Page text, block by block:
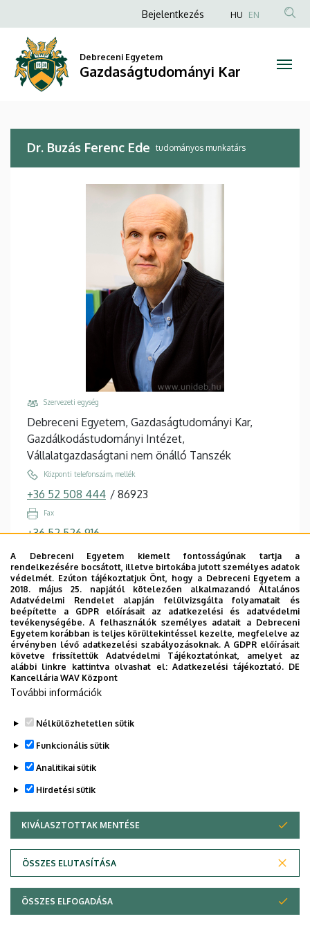
Buzás
Ferenc
Ede
Gazdaságtudományi
a
tartalomra
Anonim
fiók
menüje
Bejelentkezés HU EN
Debreceni Egyetem
Gazdaságtudományi Kar
Dr. Buzás Ferenc Ede tudományos munkatárs
Szervezeti egység
Debreceni Egyetem, Gazdaságtudományi Kar,
Gazdálkodástudományi Intézet,
Vállalatgazdaságtani nem önálló Tanszék
Központi telefonszám, mellék
+36 52 508 444 / 86923
Fax
+36 52 526 916
buzas.ferenc@econ.unideb.hu
Cím
4032 Debrecen, Böszörményi út 142.
Épület, emelet, ajtó
"Q" épület GTK Táj- és Vidékfejlesztési Központ, 1.
emelet, 113
Tudóstér profil
Adatvédelem
Copyright © 2026 Unideb
A Debreceni Egyetem kiemelt fontosságúnak tartja a
rendelkezésére bocsátott, illetve birtokába jutott személyes adatok
védelmét. Ezúton tájékoztatjuk Önt, hogy a Debreceni Egyetem a
2018. május 25. napjától kötelezően alkalmazandó Általános
Adatvédelmi Rendelet alapján felülvizsgálta folyamatait és
beépítette a GDPR előírásait az adatkezelési és adatvédelmi
tevékenységébe. A felhasználók személyes adatait a Debreceni
Egyetem korábban is teljes körültekintéssel kezelte, megfelelve az
érvényben lévő adatkezelési szabályozásoknak. A GDPR előírásait
követve frissítettük Adatvédelmi Tájékoztatónkat, amelyet az
alábbi linkre kattintva olvashat el:Adatkezelési tájékoztató. DE
Kancellária WAV Központ
További információk
Nélkülözhetetlen sütik
Funkcionális sütik
Analitikai sütik
Hirdetési sütik
KIVÁLASZTOTTAK MENTÉSE
ÖSSZES ELUTASÍTÁSA
WITHDRAW CONSENT
ÖSSZES ELFOGADÁSA